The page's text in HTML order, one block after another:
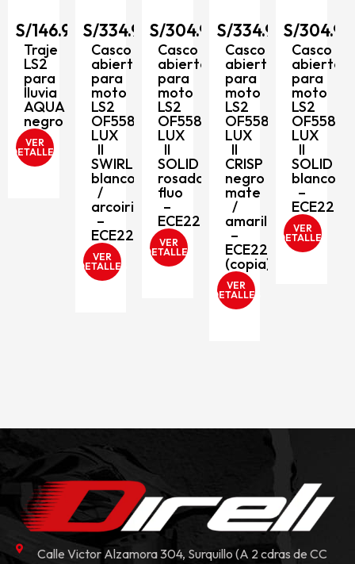
S/146.90
Traje
LS2
para
lluvia
AQUA
negro
VER
DETALLES
S/334.90
Casco
abierto
para
moto
LS2
OF558
LUX
II
SWIRL
blanco
/
arcoiris
–
ECE2206
VER
DETALLES
S/304.90
Casco
abierto
para
moto
LS2
OF558
LUX
II
SOLID
rosado
fluo
–
ECE2206
VER
DETALLES
S/334.90
Casco
abierto
para
moto
LS2
OF558
LUX
II
CRISP
negro
mate
/
amarillo
–
ECE2206
(copia)
VER
DETALLES
S/304.90
Casco
abierto
para
moto
LS2
OF558
LUX
II
SOLID
blanco
–
ECE2206
VER
DETALLES
Calle Victor Alzamora 304, Surquillo (A 2 cdras de CC